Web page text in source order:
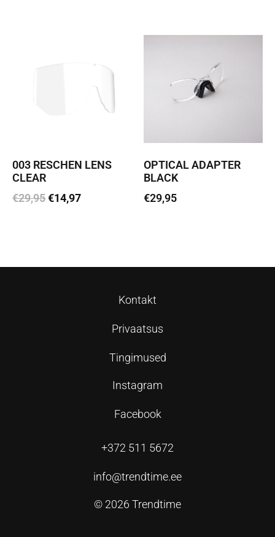
003 RESCHEN LENS
CLEAR
€29,95€14,97
OPTICAL ADAPTER
BLACK
€29,95
Kontakt
Privaatsus
Tingimused
Instagram
Facebook
+372 511 5672
info@trendtime.ee
© 2026 Trendtime